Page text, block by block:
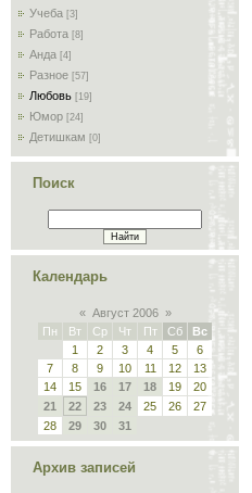
Учеба [3]
Работа [8]
Анда [4]
Разное [57]
Любовь [19]
Юмор [24]
Детишкам [0]
Поиск
Календарь
« Август 2006 »
Пн
Вт Ср Чт Пт Сб
Вс
1
2 3 4 5
6
7
8 9 10 11 12
13
14
15 16 17 18 19
20
21
22 23 24 25 26
27
28
29 30 31
Архив записей